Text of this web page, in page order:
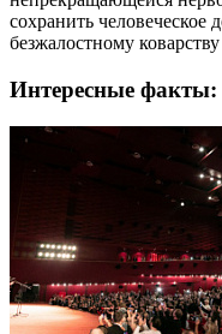
сохранить человеческое
безжалостному
Интересные факты: